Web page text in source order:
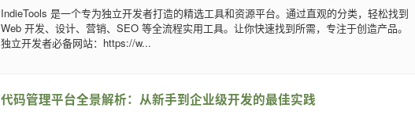
IndieTools 是一个专为独立开发者打造的精选工具和资源平台。通过直观的分类，轻松找到
Web 开发、设计、营销、SEO 等全流程实用工具。让你快速找到所需，专注于创造产品。
独立开发者必备网站：https://w...
代码管理平台全景解析：从新手到企业级开发的最佳实践